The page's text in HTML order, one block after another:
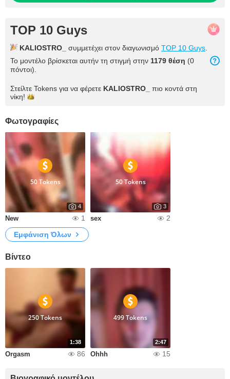
TOP 10 Guys
KALIOSTRO_ συμμετέχει στον διαγωνισμό TOP 10 Guys
Το μοντέλο βρίσκεται αυτήν τη στιγμή στην 1179 θέση (0
πόντοι).
Στείλτε Tokens για να φέρετε KALIOSTRO_
πιο κοντά στη
νίκη!
Φωτογραφίες
50 Tokens
4
New 1
50 Tokens
3
sex
2
Εμφάνιση Όλων
Βίντεο
1:38
250 Tokens
Orgasm 86
2:47
499 Tokens
Ohhh 15